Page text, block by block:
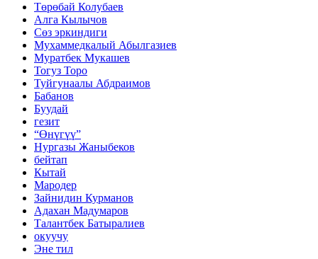
Төрөбай Колубаев
Алга Кылычов
Сөз эркиндиги
Мухаммедкалый Абылгазиев
Муратбек Мукашев
Тогуз Торо
Туйгунаалы Абдраимов
Бабанов
Буудай
гезит
“Өнүгүү”
Нургазы Жаныбеков
бейтап
Кытай
Мародер
Зайнидин Курманов
Адахан Мадумаров
Талантбек Батыралиев
окуучу
Эне тил